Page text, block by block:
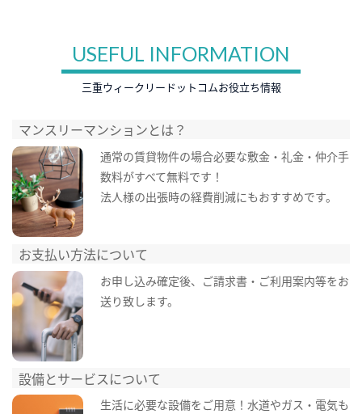
USEFUL INFORMATION
三重ウィークリードットコムお役立ち情報
マンスリーマンションとは？
通常の賃貸物件の場合必要な敷金・礼金・仲介手
数料がすべて無料です！
法人様の出張時の経費削減にもおすすめです。
お支払い方法について
お申し込み確定後、ご請求書・ご利用案内等をお
送り致します。
設備とサービスについて
生活に必要な設備をご用意！水道やガス・電気も